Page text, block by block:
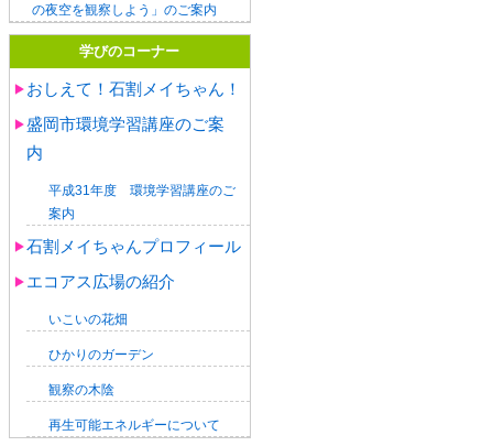
の夜空を観察しよう」のご案内
学びのコーナー
おしえて！石割メイちゃん！
盛岡市環境学習講座のご案
内
平成31年度 環境学習講座のご
案内
石割メイちゃんプロフィール
エコアス広場の紹介
いこいの花畑
ひかりのガーデン
観察の木陰
再生可能エネルギーについて